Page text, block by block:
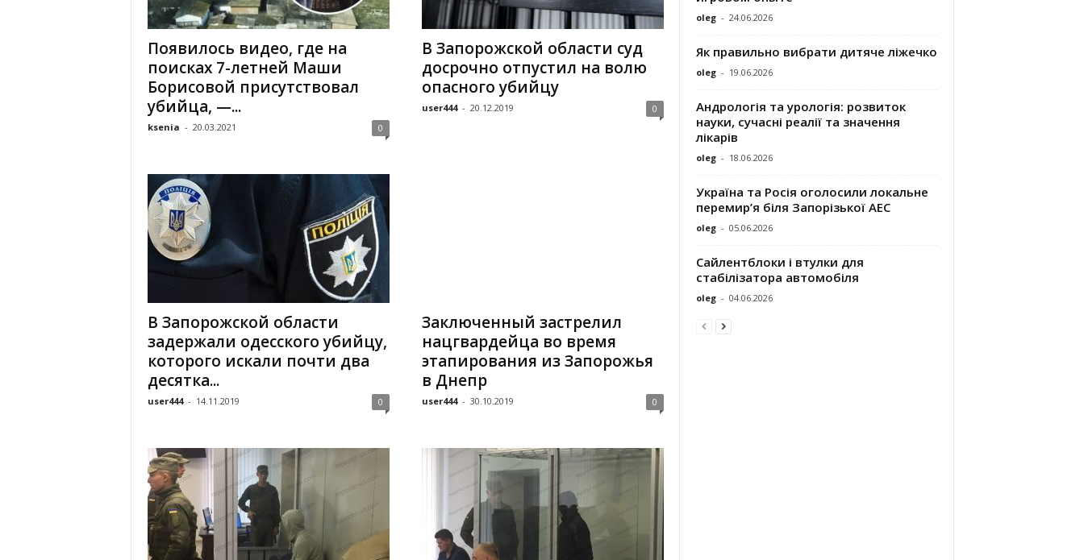
Появилось видео, где на
поисках 7-летней Маши
Борисовой присутствовал
убийца, —...
ksenia - 20.03.2021 0
В Запорожской области суд
досрочно отпустил на волю
опасного убийцу
user444 - 20.12.2019 0
В Запорожской области
задержали одесского убийцу,
которого искали почти два
десятка...
user444 - 14.11.2019 0
Заключенный застрелил
нацгвардейца во время
этапирования из Запорожья
в Днепр
user444 - 30.10.2019 0
oleg - 24.06.2026
Як правильно вибрати дитяче ліжечко
oleg - 19.06.2026
Андрологія та урологія: розвиток
науки, сучасні реалії та значення
лікарів
oleg - 18.06.2026
Україна та Росія оголосили локальне
перемир’я біля Запорізької АЕС
oleg - 05.06.2026
Сайлентблоки і втулки для
стабілізатора автомобіля
oleg - 04.06.2026